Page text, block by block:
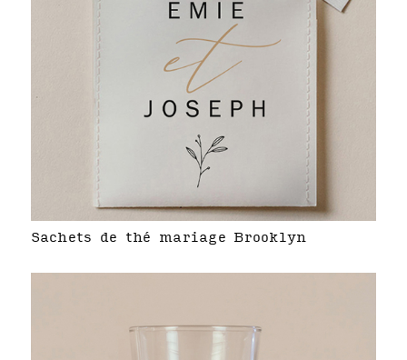
Sachets de thé mariage Brooklyn